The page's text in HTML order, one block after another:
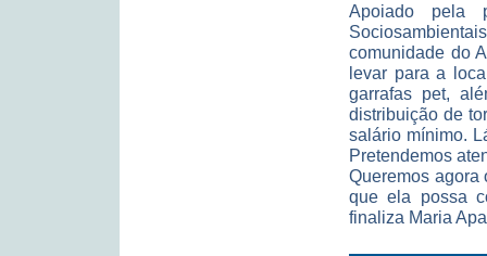
Apoiado
comunidade do
levar para a
garrafas pet,
distribuição de
salário mínimo.
Pretendemos
Queremos agora
que ela possa
finaliza Maria